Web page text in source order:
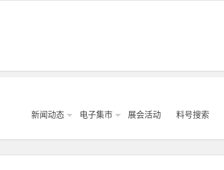
新闻动态 电子集市 展会活动 料号搜索